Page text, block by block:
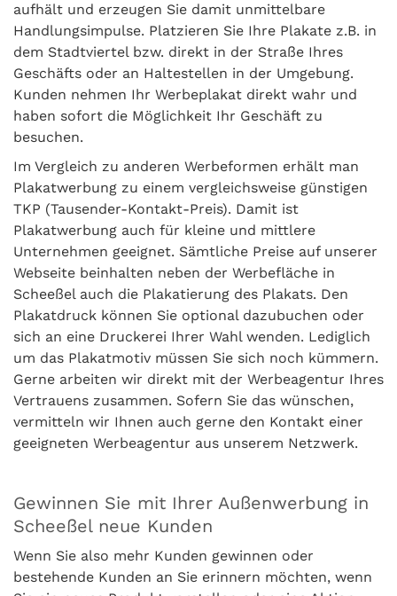
aufhält und erzeugen Sie damit unmittelbare
Handlungsimpulse. Platzieren Sie Ihre Plakate z.B. in
dem Stadtviertel bzw. direkt in der Straße Ihres
Geschäfts oder an Haltestellen in der Umgebung.
Kunden nehmen Ihr Werbeplakat direkt wahr und
haben sofort die Möglichkeit Ihr Geschäft zu
besuchen.
Im Vergleich zu anderen Werbeformen erhält man
Plakatwerbung zu einem vergleichsweise günstigen
TKP (Tausender-Kontakt-Preis). Damit ist
Plakatwerbung auch für kleine und mittlere
Unternehmen geeignet. Sämtliche Preise auf unserer
Webseite beinhalten neben der Werbefläche in
Scheeßel auch die Plakatierung des Plakats. Den
Plakatdruck können Sie optional dazubuchen oder
sich an eine Druckerei Ihrer Wahl wenden. Lediglich
um das Plakatmotiv müssen Sie sich noch kümmern.
Gerne arbeiten wir direkt mit der Werbeagentur Ihres
Vertrauens zusammen. Sofern Sie das wünschen,
vermitteln wir Ihnen auch gerne den Kontakt einer
geeigneten Werbeagentur aus unserem Netzwerk.
Gewinnen Sie mit Ihrer Außenwerbung in
Scheeßel neue Kunden
Wenn Sie also mehr Kunden gewinnen oder
bestehende Kunden an Sie erinnern möchten, wenn